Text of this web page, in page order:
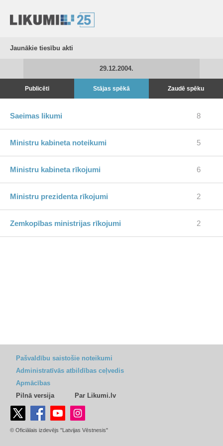
Jaunākie tiesību akti
29.12.2004.
Publicēti Stājas spēkā Zaudē spēku
Saeimas likumi 8
Ministru kabineta noteikumi 5
Ministru kabineta rīkojumi 6
Ministru prezidenta rīkojumi 2
Zemkopības ministrijas rīkojumi 2
Pašvaldību saistošie noteikumi
Administratīvās atbildības ceļvedis
Apmācības
Pilnā versija
Par Likumi.lv
© Oficiālais izdevējs "Latvijas Vēstnesis"